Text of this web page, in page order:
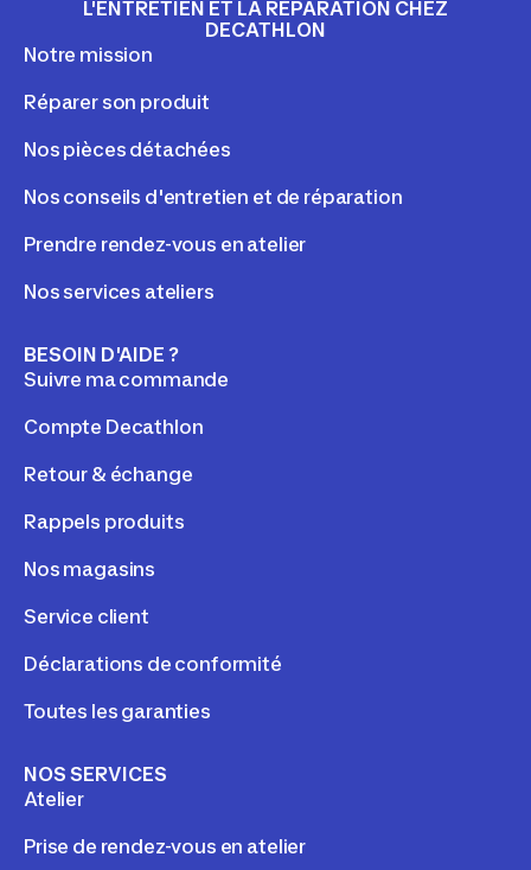
L'ENTRETIEN ET LA RÉPARATION CHEZ
DECATHLON
Notre mission
Réparer son produit
Nos pièces détachées
Nos conseils d'entretien et de réparation
Prendre rendez-vous en atelier
Nos services ateliers
BESOIN D'AIDE ?
Suivre ma commande
Compte Decathlon
Retour & échange
Rappels produits
Nos magasins
Service client
Déclarations de conformité
Toutes les garanties
NOS SERVICES
Atelier
Prise de rendez-vous en atelier